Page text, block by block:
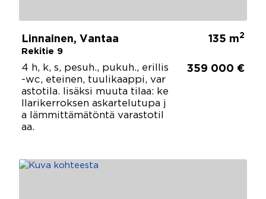
Linnainen, Vantaa
Rekitie 9
135 m2
4 h, k, s, pesuh., pukuh., erillis
-wc, eteinen, tuulikaappi, var
astotila. lisäksi muuta tilaa: ke
llarikerroksen askartelutupa j
a lämmittämätöntä varastotil
aa.
359 000 €